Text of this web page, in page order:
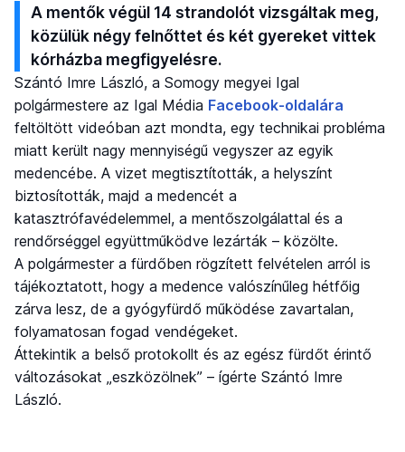
A mentők végül 14 strandolót vizsgáltak meg,
közülük négy felnőttet és két gyereket vittek
kórházba megfigyelésre.
Szántó Imre László, a Somogy megyei Igal
polgármestere az Igal Média Facebook-oldalára
feltöltött videóban azt mondta, egy technikai probléma
miatt került nagy mennyiségű vegyszer az egyik
medencébe. A vizet megtisztították, a helyszínt
biztosították, majd a medencét a
katasztrófavédelemmel, a mentőszolgálattal és a
rendőrséggel együttműködve lezárták – közölte.
A polgármester a fürdőben rögzített felvételen arról is
tájékoztatott, hogy a medence valószínűleg hétfőig
zárva lesz, de a gyógyfürdő működése zavartalan,
folyamatosan fogad vendégeket.
Áttekintik a belső protokollt és az egész fürdőt érintő
változásokat „eszközölnek” – ígérte Szántó Imre
László.